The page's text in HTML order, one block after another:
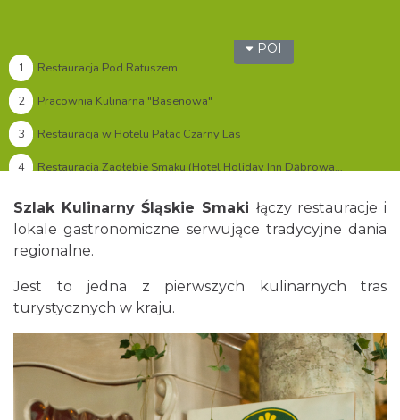
1 Restauracja Pod Ratuszem
2 Pracownia Kulinarna "Basenowa"
3 Restauracja w Hotelu Pałac Czarny Las
4 Restauracja Zagłębie Smaku (Hotel Holiday Inn Dąbrowa Górnicza)
5 Karczma Sączówka
6 Restauracja Dworek Carnall
Restauracja KAKTUSY Kato Koncept Kulinarny
9 Restauracja Szyb Maciej
10 Restauracja Poziom+ Food & Wine (Hotel Diament Plaza Gliwice)
Restauracja Leśna Perła
POI
Szlak Kulinarny Śląskie Smaki łączy restauracje i
lokale gastronomiczne serwujące tradycyjne dania
regionalne.
Jest to jedna z pierwszych kulinarnych tras
turystycznych w kraju.